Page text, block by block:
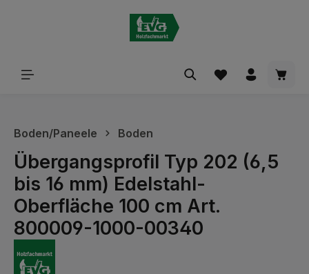
Boden/Paneele Boden
Übergangsprofil Typ 202 (6,5
bis 16 mm) Edelstahl-
Oberfläche 100 cm Art.
800009-1000-00340